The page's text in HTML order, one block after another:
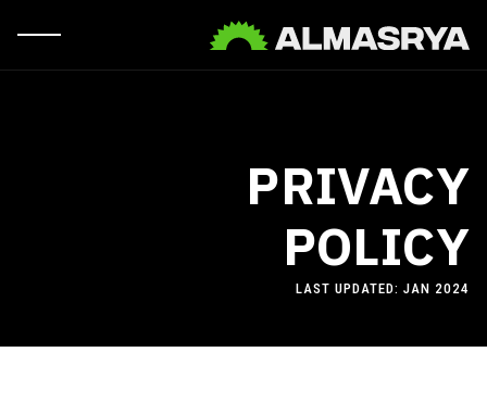
PRIVACY
POLICY
LAST UPDATED: JAN 2024